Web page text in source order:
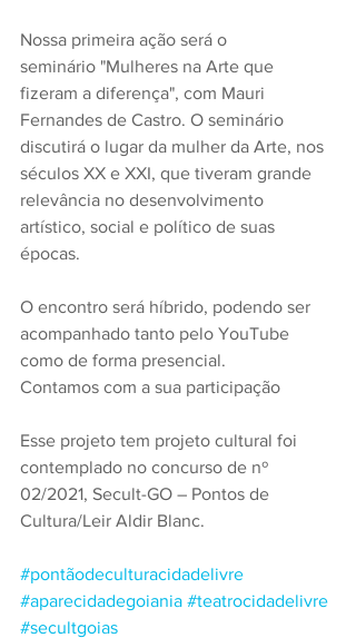
Nossa primeira ação será o
seminário "Mulheres na Arte que
fizeram a diferença", com Mauri
Fernandes de Castro. O seminário
discutirá o lugar da mulher da Arte, nos
séculos XX e XXI, que tiveram grande
relevância no desenvolvimento
artístico, social e político de suas
épocas.
O encontro será híbrido, podendo ser
acompanhado tanto pelo YouTube
como de forma presencial.
Contamos com a sua participação
Esse projeto tem projeto cultural foi
contemplado no concurso de nº
02/2021, Secult-GO – Pontos de
Cultura/Leir Aldir Blanc.
#pontãodeculturacidadelivre
#aparecidadegoiania #teatrocidadelivre
#secultgoias